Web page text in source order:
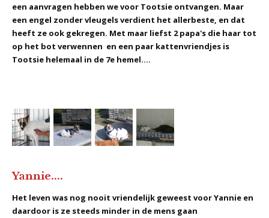
een aanvragen hebben we voor Tootsie ontvangen. Maar
een engel zonder vleugels verdient het allerbeste, en dat
heeft ze ook gekregen. Met maar liefst 2 papa's die haar tot
op het bot verwennen en een paar kattenvriendjes is
Tootsie helemaal in de 7e hemel....
Yannie....
Het leven was nog nooit vriendelijk geweest voor Yannie en
daardoor is ze steeds minder in de mens gaan